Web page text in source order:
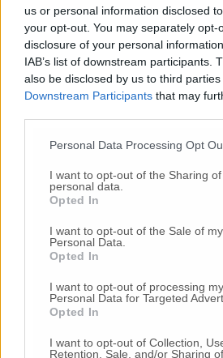
us or personal information disclosed
your opt-out. You may separately opt-
disclosure of your personal
IAB’s list of downstream participants.
also be disclosed by us to third
Downstream Participants that may
Personal Data Processing Opt
I want to opt-out of the Sharing
personal data.
Opted In
I want to opt-out of the Sale of my
Personal Data.
Opted In
I want to opt-out of processing my
Personal Data for Targeted
Opted In
I want to opt-out of Collection,
Retention, Sale, and/or Sharing
Commenti
Commenta
Commenta
Gli articoli più letti
24 Lug-Bimbi costretti a colpirsi
orrore all’asilo, arrestate
-Luigia Fortunato,